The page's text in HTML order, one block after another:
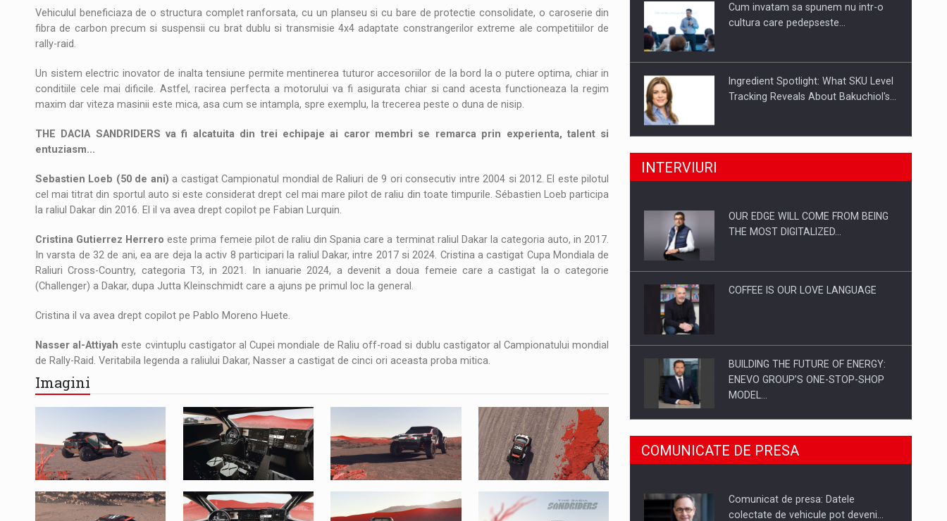
Vehiculul beneficiaza de o structura complet ranforsata, cu un planseu si cu bare de protectie consolidate, o caroserie din
fibra de carbon precum si suspensii cu brat dublu si transmisie 4x4 adaptate constrangerilor extreme ale competitiilor de
rally-raid.
Un sistem electric inovator de inalta tensiune permite mentinerea tuturor accesoriilor de la bord la o putere optima, chiar in
conditiile cele mai dificile. Astfel, racirea perfecta a motorului va fi asigurata chiar si cand acesta functioneaza la regim
maxim dar viteza masinii este mica, asa cum se intampla, spre exemplu, la trecerea peste o duna de nisip.
THE DACIA SANDRIDERS va fi alcatuita din trei echipaje ai caror membri se remarca prin experienta, talent si
entuziasm…
Sebastien Loeb (50 de ani) a castigat Campionatul mondial de Raliuri de 9 ori consecutiv intre 2004 si 2012. El este pilotul
cel mai titrat din sportul auto si este considerat drept cel mai mare pilot de raliu din toate timpurile. Sébastien Loeb participa
la raliul Dakar din 2016. El il va avea drept copilot pe Fabian Lurquin.
Cristina Gutierrez Herrero este prima femeie pilot de raliu din Spania care a terminat raliul Dakar la categoria auto, in 2017.
In varsta de 32 de ani, ea are deja la activ 8 participari la raliul Dakar, intre 2017 si 2024. Cristina a castigat Cupa Mondiala de
Raliuri Cross-Country, categoria T3, in 2021. In ianuarie 2024, a devenit a doua femeie care a castigat la o categorie
(Challenger) a Dakar, dupa Jutta Kleinschmidt care a ajuns pe primul loc la general.
Cristina il va avea drept copilot pe Pablo Moreno Huete.
Nasser al-Attiyah este cvintuplu castigator al Cupei mondiale de Raliu off-road si dublu castigator al Campionatului mondial
de Rally-Raid. Veritabila legenda a raliului Dakar, Nasser a castigat de cinci ori aceasta proba mitica.
Imagini
Cum invatam sa spunem nu intr-o
cultura care pedepseste…
Ingredient Spotlight: What SKU Level
Tracking Reveals About Bakuchiol's…
Producatorii si comerciantii care nu
Proteinmaxxing and the Future of
INTERVIURI
OUR EDGE WILL COME FROM BEING
THE MOST DIGITALIZED…
COFFEE IS OUR LOVE LANGUAGE
BUILDING THE FUTURE OF ENERGY:
ENEVO GROUP’S ONE-STOP-SHOP
MODEL…
ROOTED IN ROMANIA, BUILT TO
DELIVER TECHNOLOGY FOR THE…
PUTTING ROMANIAN CORPORATE
COMUNICATE DE PRESA
Comunicat de presa: Datele
colectate de vehicule pot deveni…